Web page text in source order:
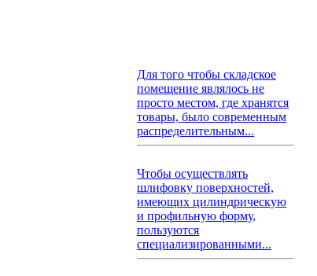
Для того чтобы складское
помещение являлось не
просто местом, где хранятся
товары, было современным
распределительным...
Чтобы осуществлять
шлифовку поверхностей,
имеющих цилиндрическую
и профильную форму,
пользуются
специализированными...